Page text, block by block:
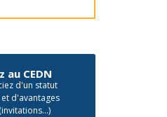
au CEDN
d'un statut
d'avantages